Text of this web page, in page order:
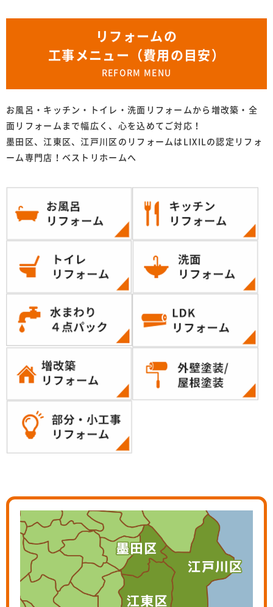
リフォームの
工事メニュー（費用の目安）
REFORM MENU
お風呂・キッチン・トイレ・洗面リフォームから増改築・全
面リフォームまで幅広く、心を込めてご対応！
墨田区、江東区、江戸川区のリフォームはLIXILの認定リフォ
ーム専門店！ベストリホームへ